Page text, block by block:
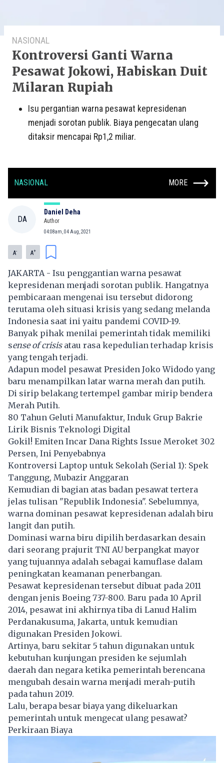
NASIONAL
Kontroversi Ganti Warna
Pesawat Jokowi, Habiskan Duit
Milaran Rupiah
Isu pergantian warna pesawat kepresidenan
menjadi sorotan publik. Biaya pengecatan ulang
ditaksir mencapai Rp1,2 miliar.
NASIONAL MORE
DA
Daniel Deha
Author
04:08am, 04 Aug, 2021
A- A+
JAKARTA - Isu penggantian warna pesawat
kepresidenan menjadi sorotan publik. Hangatnya
pembicaraan mengenai isu tersebut didorong
terutama oleh situasi krisis yang sedang melanda
Indonesia saat ini yaitu pandemi COVID-19.
Banyak pihak menilai pemerintah tidak memiliki
sense of crisisatau rasa kepedulian terhadap krisis
yang tengah terjadi.
Adapun model pesawat Presiden Joko Widodoyang
baru menampilkan latar warna merah dan putih.
Di sirip belakang tertempel gambar mirip bendera
Merah Putih.
80 Tahun Geluti Manufaktur, Induk Grup Bakrie
Lirik Bisnis Teknologi Digital
Gokil! Emiten Incar Dana Rights Issue Meroket 302
Persen, Ini Penyebabnya
Kontroversi Laptop untuk Sekolah (Serial 1): Spek
Tanggung, Mubazir Anggaran
Kemudian di bagian atas badan pesawat tertera
jelas tulisan "Republik Indonesia". Sebelumnya,
warna dominan pesawat kepresidenan adalah biru
langit dan putih.
Dominasi warna biru dipilih berdasarkan desain
dari seorang prajurit TNI AU berpangkat mayor
yang tujuannya adalah sebagai kamuflase dalam
peningkatan keamanan penerbangan.
Pesawat kepresidenan tersebut dibuat pada 2011
dengan jenis Boeing 737-800. Baru pada 10 April
2014, pesawat ini akhirnya tiba di Lanud Halim
Perdanakusuma, Jakarta, untuk kemudian
digunakan Presiden Jokowi.
Artinya, baru sekitar 5 tahun digunakan untuk
kebutuhan kunjungan presiden ke sejumlah
daerah dan negara ketika pemerintah berencana
mengubah desain warna menjadi merah-putih
pada tahun 2019.
Lalu, berapa besar biaya yang dikeluarkan
pemerintah untuk mengecat ulang pesawat?
Perkiraan Biaya